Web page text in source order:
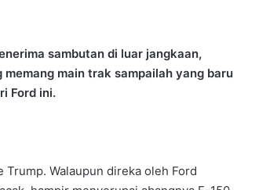
sambutan di luar jangkaan,
main trak sampailah yang baru
Ford ini.
Walaupun direka oleh Ford